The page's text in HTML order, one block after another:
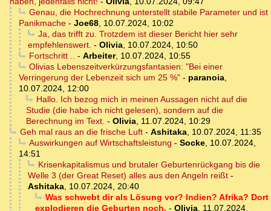
Genau, die Hochrechnung unterstellt stabile Parameter und ist
Panikmache - Joe68, 10.07.2024, 10:02
Ja, das trifft zu. Trotzdem ist dieser Bericht hier sehr
empfehlenswert. - Olivia, 10.07.2024, 10:50
Fortschritt .. - Arbeiter, 10.07.2024, 10:55
Olivias Lebenszeitverkürzungsfantasien: "Bei einer
Verringerung der Lebenzeit sich um 25 %" - paranoia,
10.07.2024, 12:00
Hallo. Ich bezog mich in meinen Aussagen nicht auf die
Studie (die habe ich nicht gelesen), sondern auf die
Berechnung im Text. - Olivia, 11.07.2024, 10:29
Geh mal raus an die frische Luft- Ashitaka, 10.07.2024, 11:35
Auswirkungen auf Wirtschaftsleistung - Socke, 10.07.2024,
14:51
Krisenkapitalismus und brutaler Geburtenrückgang bis die
Welle 3 (der Great Reset) alles aus den Angeln reißt -
Ashitaka, 10.07.2024, 20:40
Was schwebt dir als Lösung vor? Indien? Afrika? Dort
explodieren die Geburten noch. - Olivia, 11.07.2024,